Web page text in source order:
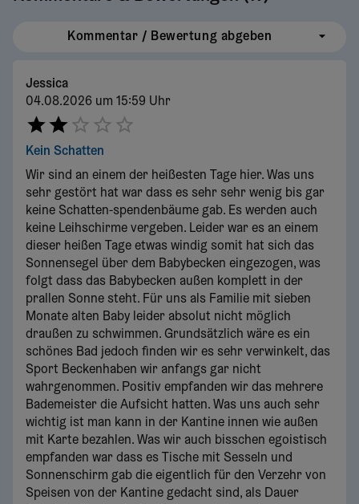
Kommentar / Bewertung abgeben
Jessica
04.08.2026 um 15:59 Uhr
Kein Schatten
Wir sind an einem der heißesten Tage hier. Was uns
sehr gestört hat war dass es sehr sehr wenig bis gar
keine Schatten-spendenbäume gab. Es werden auch
keine Leihschirme vergeben. Leider war es an einem
dieser heißen Tage etwas windig somit hat sich das
Sonnensegel über dem Babybecken eingezogen, was
folgt dass das Babybecken außen komplett in der
prallen Sonne steht. Für uns als Familie mit sieben
Monate alten Baby leider absolut nicht möglich
draußen zu schwimmen. Grundsätzlich wäre es ein
schönes Bad jedoch finden wir es sehr verwinkelt, das
Sport Beckenhaben wir anfangs gar nicht
wahrgenommen. Positiv empfanden wir das mehrere
Bademeister die Aufsicht hatten. Was uns auch sehr
wichtig ist man kann in der Kantine innen wie außen
mit Karte bezahlen. Was wir auch bisschen egoistisch
empfanden war dass es Tische mit Sesseln und
Sonnenschirm gab die eigentlich für den Verzehr von
Speisen von der Kantine gedacht sind, als Dauer